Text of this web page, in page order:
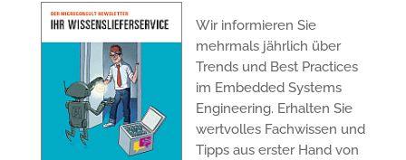
Wir informieren Sie
mehrmals jährlich über
Trends und Best Practices
im Embedded Systems
Engineering. Erhalten Sie
wertvolles Fachwissen und
Tipps aus erster Hand von